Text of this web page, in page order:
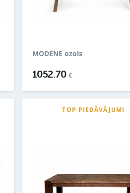
MODENE ozols
1052.70€
TOP PIEDĀVĀJUMI